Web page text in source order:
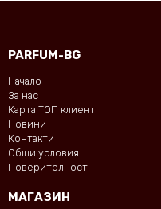
PARFUM-BG
Начало
За нас
Карта ТОП клиент
Новини
Контакти
Общи условия
Поверителност
МАГАЗИН